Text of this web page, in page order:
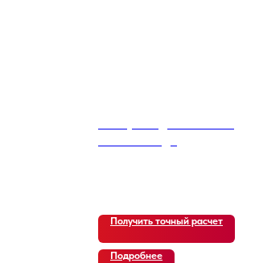
Получить точный расчет
Подробнее